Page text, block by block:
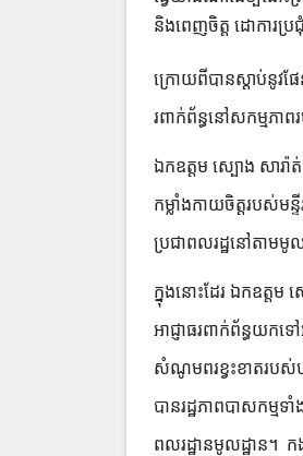
និងពេញចិត្ត ដោការប្រ
ក្រោយពីបានស្ដាប់នូវផ
រពាក់ព័ន្ធនៅសកម្មភាព​
ឯកឧត្តម ស្បោង សារ៉ាត់
កម្លាំងកាយចិត្តរបស់​មន្
ប្រជាពលរដ្ឋនៅតាមមូ
ក្នុងនោះដែរ ឯកឧត្ត
អាជ្ញាធរពាក់ព័ន្ធយកទៅ
សំណូមពរខ្វះខាតរបស់ប
បានរដ្ឋភាពបាសកម្ម
ពលរដ្ឋានមូលដ្ឋាន។ ក